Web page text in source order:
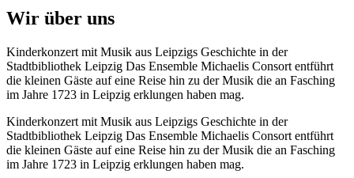
Wir über uns
Kinderkonzert mit Musik aus Leipzigs Geschichte in der
Stadtbibliothek Leipzig Das Ensemble Michaelis Consort entführt
die kleinen Gäste auf eine Reise hin zu der Musik die an Fasching
im Jahre 1723 in Leipzig erklungen haben mag.
Kinderkonzert mit Musik aus Leipzigs Geschichte in der
Stadtbibliothek Leipzig Das Ensemble Michaelis Consort entführt
die kleinen Gäste auf eine Reise hin zu der Musik die an Fasching
im Jahre 1723 in Leipzig erklungen haben mag.